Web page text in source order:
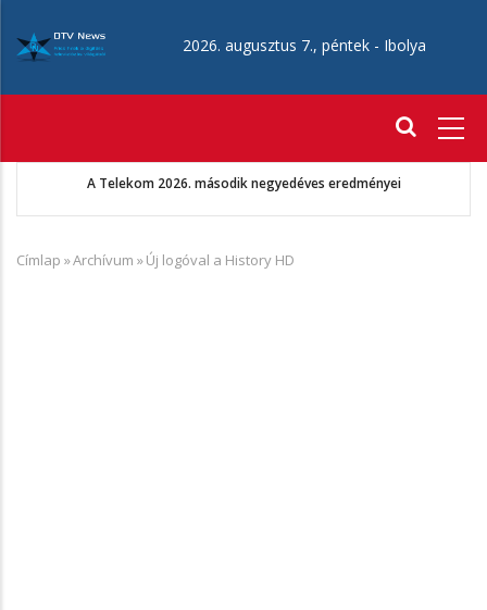
tartalomra
2026. augusztus 7., péntek - Ibolya
A Telekom 2026. második negyedéves eredményei
Morzsa
Címlap »Archívum »Új logóval a History HD